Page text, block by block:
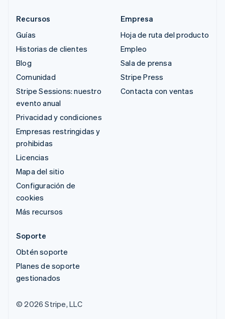
Recursos
Guías
Historias de clientes
Blog
Comunidad
Stripe Sessions: nuestro
evento anual
Privacidad y condiciones
Empresas restringidas y
prohibidas
Licencias
Mapa del sitio
Configuración de
cookies
Más recursos
Empresa
Hoja de ruta del producto
Empleo
Sala de prensa
Stripe Press
Contacta con ventas
Soporte
Obtén soporte
Planes de soporte
gestionados
© 2026 Stripe, LLC